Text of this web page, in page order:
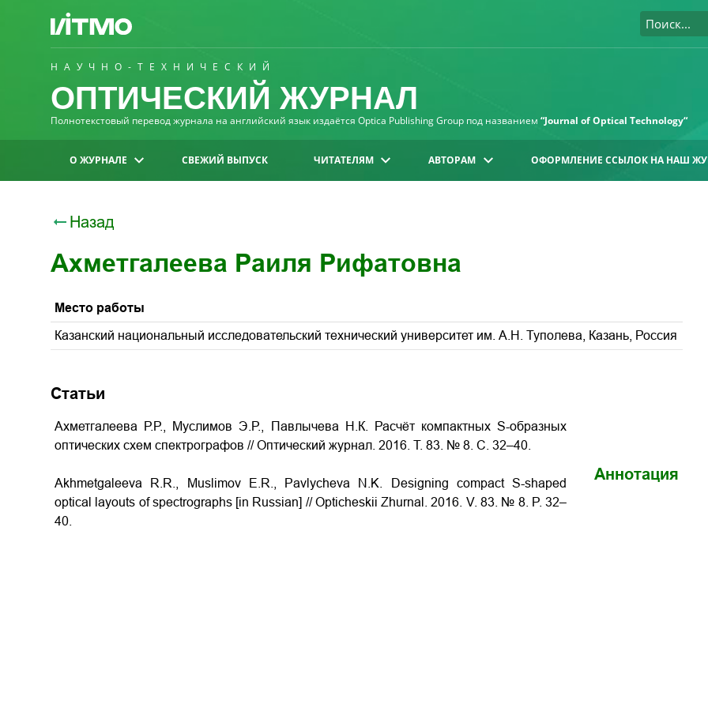
НАУЧНО-ТЕХНИЧЕСКИЙ
ОПТИЧЕСКИЙ ЖУРНАЛ
Полнотекстовый перевод журнала на английский язык издаётся Optica Publishing Group под названием “Journal of Optical Technology“
О ЖУРНАЛЕ СВЕЖИЙ ВЫПУСК ЧИТАТЕЛЯМ АВТОРАМ ОФОРМЛЕНИЕ ССЫЛОК НА НАШ
Назад
Ахметгалеева Раиля Рифатовна
Место работы
Казанский национальный исследовательский технический университет им. А.Н. Туполева, Казань, Россия
Статьи
Ахметгалеева Р.Р., Муслимов Э.Р., Павлычева Н.К. Расчёт компактных S-образных
оптических схем спектрографов // Оптический журнал. 2016. Т. 83. № 8. С. 32–40.
Akhmetgaleeva R.R., Muslimov E.R., Pavlycheva N.K.
Designing compact S-shaped
optical layouts of spectrographs [in Russian] // Opticheskii Zhurnal. 2016. V. 83. № 8. P. 32–
40.
Аннотация